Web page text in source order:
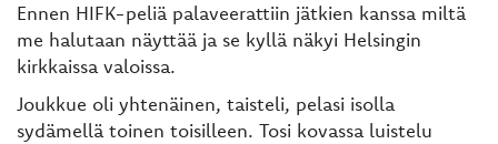
Ennen HIFK-peliä palaveerattiin jätkien kanssa miltä
me halutaan näyttää ja se kyllä näkyi Helsingin
kirkkaissa valoissa.
Joukkue oli yhtenäinen, taisteli, pelasi isolla
sydämellä toinen toisilleen. Tosi kovassa luistelu